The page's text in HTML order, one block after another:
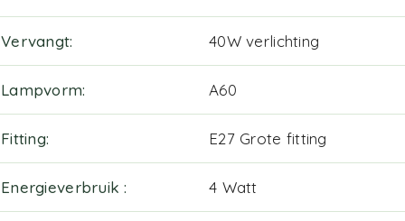
Vervangt 40W verlichting
Lampvorm A60
Fitting E27 Grote fitting
Energieverbruik 4 Watt